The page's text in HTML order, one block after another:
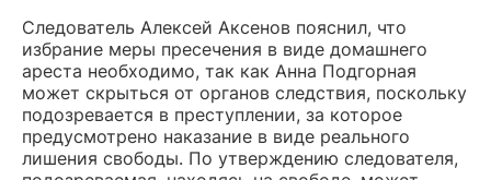
Следователь Алексей Аксенов пояснил, что
избрание меры пресечения в виде домашнего
ареста необходимо, так как Анна Подгорная
может скрыться от органов следствия, поскольку
подозревается в преступлении, за которое
предусмотрено наказание в виде реального
лишения свободы. По утверждению следователя,